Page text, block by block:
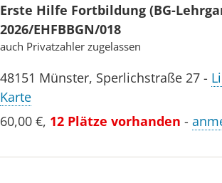
Erste Hilfe Fortbildung (BG-
2026/EHFBBGN/018
auch Privatzahler zugelassen
48151 Münster, Sperlichstraße 27 -
Karte
60,00 €, 12 Plätze vorhanden -